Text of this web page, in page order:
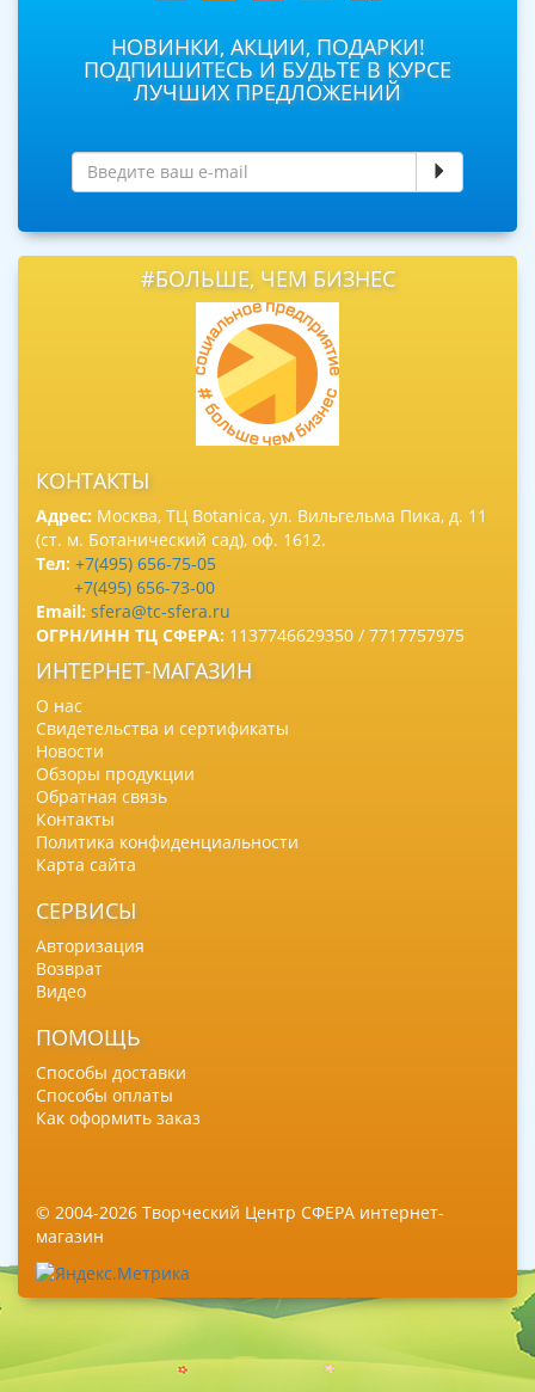
НОВИНКИ, АКЦИИ, ПОДАРКИ!
ПОДПИШИТЕСЬ И БУДЬТЕ В КУРСЕ
ЛУЧШИХ ПРЕДЛОЖЕНИЙ
#БОЛЬШЕ, ЧЕМ БИЗНЕС
КОНТАКТЫ
Адрес: Москва, ТЦ Botanica, ул. Вильгельма Пика, д. 11
(ст. м. Ботанический сад), оф. 1612.
Тел: +7(495) 656-75-05
+7(495) 656-73-00
Email: sfera@tc-sfera.ru
ОГРН/ИНН ТЦ СФЕРА: 1137746629350 / 7717757975
ИНТЕРНЕТ-МАГАЗИН
О нас
Свидетельства и сертификаты
Новости
Обзоры продукции
Обратная связь
Контакты
Политика конфиденциальности
Карта сайта
СЕРВИСЫ
Авторизация
Возврат
Видео
ПОМОЩЬ
Способы доставки
Способы оплаты
Как оформить заказ
© 2004-2026 Творческий Центр СФЕРА интернет-
магазин